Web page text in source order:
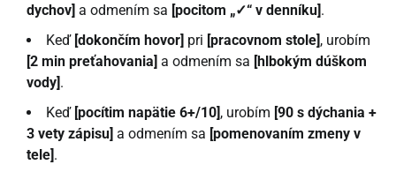
dychov] a odmením sa [pocitom „✓“ v denníku].
Keď [dokončím hovor] pri [pracovnom stole], urobím
[2 min preťahovania] a odmením sa [hlbokým dúškom
vody].
Keď [pocítim napätie 6+/10], urobím [90 s dýchania +
3 vety zápisu] a odmením sa [pomenovaním zmeny v
tele].